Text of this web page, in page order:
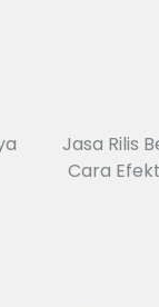
Jasa Rilis
Cara